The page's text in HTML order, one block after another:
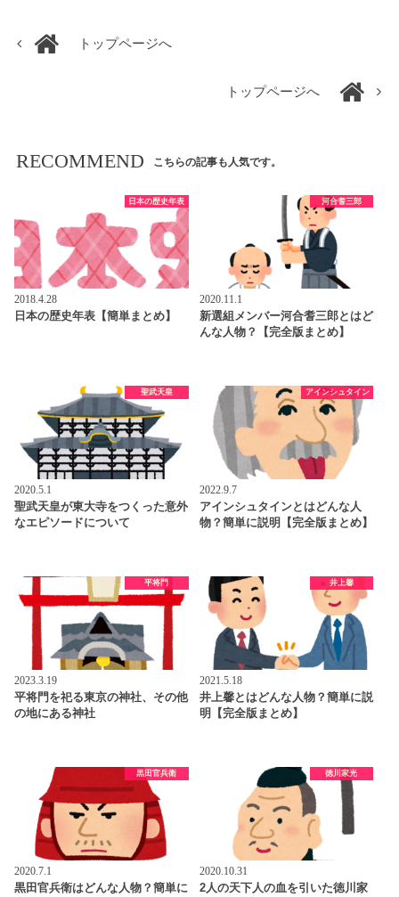
トップページへ
トップページへ
RECOMMEND こちらの記事も人気です。
日本の歴史年表
2018.4.28
日本の歴史年表【簡単まとめ】
河合耆三郎
2020.11.1
新選組メンバー河合耆三郎とはど
んな人物？【完全版まとめ】
聖武天皇
2020.5.1
聖武天皇が東大寺をつくった意外
なエピソードについて
アインシュタイン
2022.9.7
アインシュタインとはどんな人
物？簡単に説明【完全版まとめ】
平将門
2023.3.19
平将門を祀る東京の神社、その他
の地にある神社
井上馨
2021.5.18
井上馨とはどんな人物？簡単に説
明【完全版まとめ】
黒田官兵衛
2020.7.1
黒田官兵衛はどんな人物？簡単に
徳川家光
2020.10.31
2人の天下人の血を引いた徳川家